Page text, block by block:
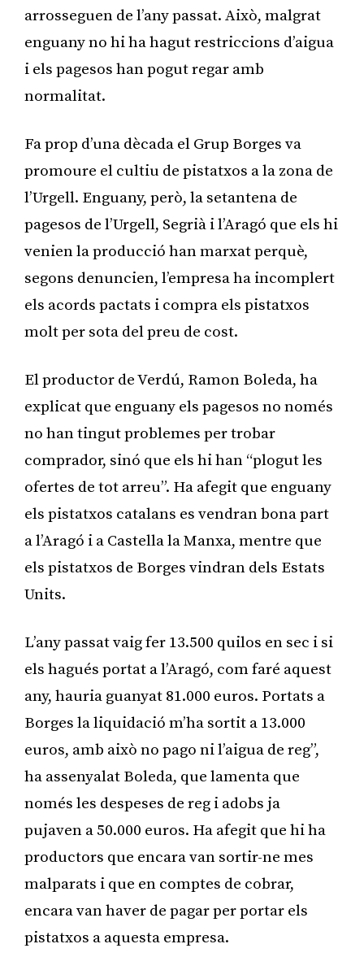
arrosseguen de l’any passat. Això, malgrat
enguany no hi ha hagut restriccions d’aigua
i els pagesos han pogut regar amb
normalitat.
Fa prop d’una dècada el Grup Borges va
promoure el cultiu de pistatxos a la zona de
l’Urgell. Enguany, però, la setantena de
pagesos de l’Urgell, Segrià i l’Aragó que els hi
venien la producció han marxat perquè,
segons denuncien, l’empresa ha incomplert
els acords pactats i compra els pistatxos
molt per sota del preu de cost.
El productor de Verdú, Ramon Boleda, ha
explicat que enguany els pagesos no només
no han tingut problemes per trobar
comprador, sinó que els hi han “plogut les
ofertes de tot arreu”. Ha afegit que enguany
els pistatxos catalans es vendran bona part
a l’Aragó i a Castella la Manxa, mentre que
els pistatxos de Borges vindran dels Estats
Units.
L’any passat vaig fer 13.500 quilos en sec i si
els hagués portat a l’Aragó, com faré aquest
any, hauria guanyat 81.000 euros. Portats a
Borges la liquidació m’ha sortit a 13.000
euros, amb això no pago ni l’aigua de reg”,
ha assenyalat Boleda, que lamenta que
només les despeses de reg i adobs ja
pujaven a 50.000 euros. Ha afegit que hi ha
productors que encara van sortir-ne mes
malparats i que en comptes de cobrar,
encara van haver de pagar per portar els
pistatxos a aquesta empresa.